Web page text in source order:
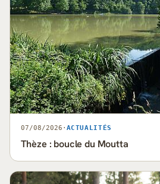
07/08/2026 · ACTUALITÉS
Thèze : boucle du Moutta